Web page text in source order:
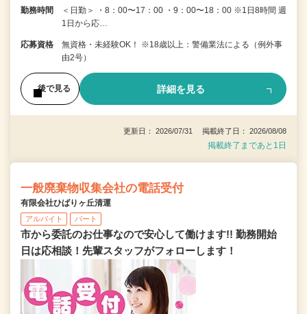
勤務時間
＜日勤＞ ・8：00〜17：00 ・9：00〜18：00 ※1日8時間 週
1日から応…
応募資格
無資格・未経験OK！ ※18歳以上：警備業法による（例外事
由2号）
後で見る 詳細を見る
更新日： 2026/07/31 掲載終了日： 2026/08/08
掲載終了まであと1日
一般廃棄物収集会社の電話受付
有限会社ひばりヶ丘清運
アルバイト パート
市から委託のお仕事なので安心して働けます!! 勤務開始
日は応相談！先輩スタッフがフォローします！